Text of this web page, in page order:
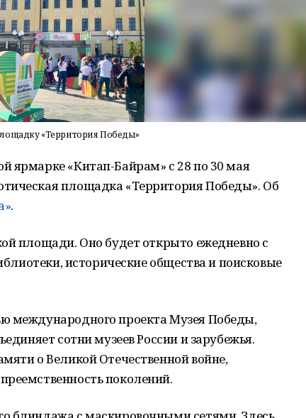
«Территория Победы»
ярмарке «Китап-Байрам» с 28 по 30 мая
площадка «Территория Победы». Об
.
площади. Оно будет открыто ежедневно с
исторические общества и поисковые
международного проекта Музея Победы,
сотни музеев России и зарубежья.
о Великой Отечественной войне,
поколений.